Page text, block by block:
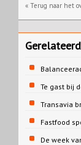
« Terug naar het
Te gast bij
Transavia
Fastfood
De week